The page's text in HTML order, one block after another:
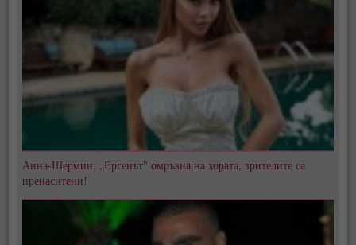
Анна-Шермин: „Ергенът" омръзна на хората, зрителите са
пренаситени!